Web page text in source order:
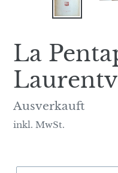
La
Normaler
Preis
Ausverkauft
inkl. MwSt.